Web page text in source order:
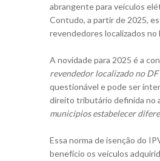
abrangente para veículos
Contudo, a partir de 2025,
revendedores localizados no
A novidade para 2025 é a
revendedor localizado no
questionável e pode ser
direito tributário definida no
municípios estabelecer
Essa norma de isenção do
benefício os veículos